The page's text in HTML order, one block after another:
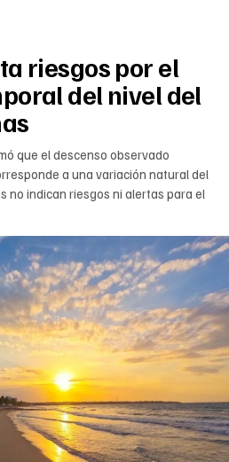
riesgos por el
del nivel del
que el descenso observado
a una variación natural del
no indican riesgos ni alertas para el